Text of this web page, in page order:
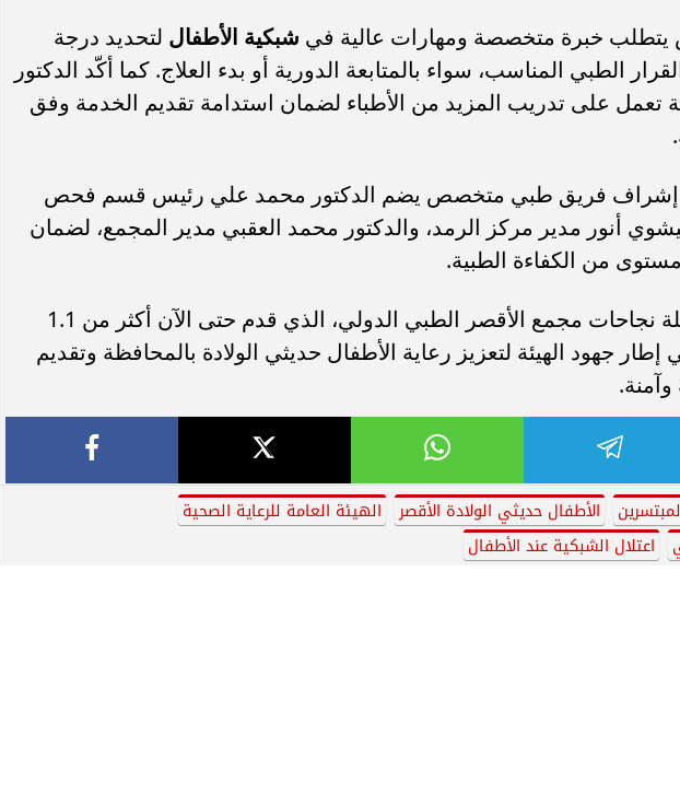
يتطلب خبرة متخصصة ومهارات عالية في شبكية الأطفال لتحديد درجة
الطبي المناسب، سواء بالمتابعة الدورية أو بدء العلاج. كما أكّد الدكتور
تعمل على تدريب المزيد من الأطباء لضمان استدامة تقديم الخدمة وفق
فريق طبي متخصص يضم الدكتور محمد علي رئيس قسم فحص
أنور مدير مركز الرمد، والدكتور محمد العقبي مدير المجمع، لضمان
من الكفاءة الطبية.
يأتي ذلك ضمن سلسلة نجاحات مجمع الأقصر الطبي الدولي، الذي قدم حتى الآن أكثر من 1.1
جهود الهيئة لتعزيز رعاية الأطفال حديثي الولادة بالمحافظة وتقديم
الأطفال حديثي الولادة الأقصر
الهيئة العامة للرعاية الصحية
اعتلال الشبكية عند الأطفال